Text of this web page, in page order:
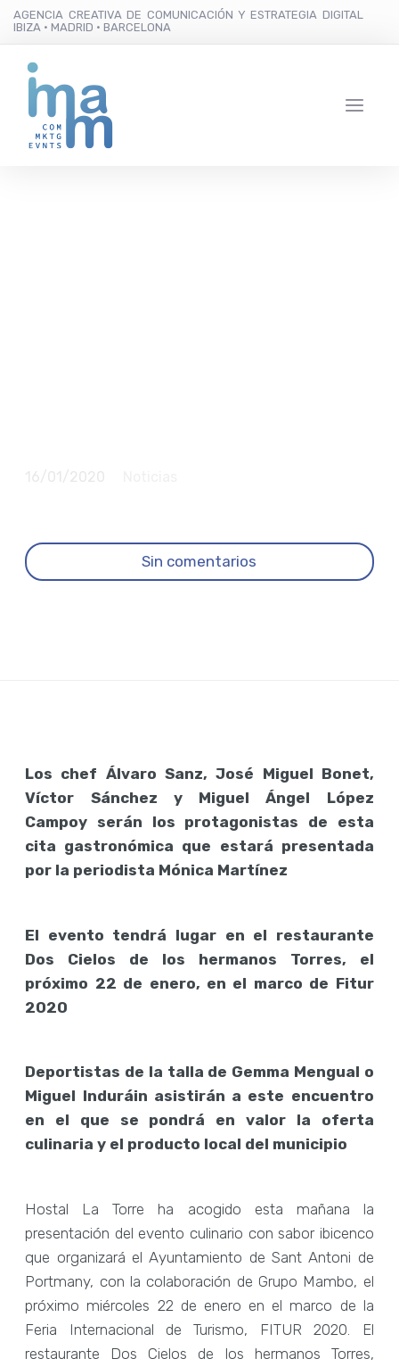
AGENCIA CREATIVA DE COMUNICACIÓN Y ESTRATEGIA DIGITAL
IBIZA · MADRID · BARCELONA
Sin comentarios
Los chef Álvaro Sanz, José Miguel Bonet,
Víctor Sánchez y Miguel Ángel López
Campoy serán los protagonistas de esta
cita gastronómica que estará presentada
por la periodista Mónica Martínez
El evento tendrá lugar en el restaurante
Dos Cielos de los hermanos Torres, el
próximo 22 de enero, en el marco de Fitur
2020
Deportistas de la talla de Gemma Mengual o
Miguel Induráin asistirán a este encuentro
en el que se pondrá en valor la oferta
culinaria y el producto local del municipio
Hostal La Torre ha acogido esta mañana la
presentación del evento culinario con sabor ibicenco
que organizará el Ayuntamiento de Sant Antoni de
Portmany, con la colaboración de Grupo Mambo, el
próximo miércoles 22 de enero en el marco de la
Feria Internacional de Turismo, FITUR 2020. El
restaurante Dos Cielos de los hermanos Torres,